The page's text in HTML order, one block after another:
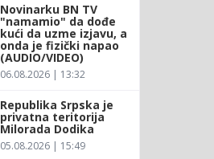
Novinarku BN TV
"namamio" da dođe
kući da uzme izjavu, a
onda je fizički napao
(AUDIO/VIDEO)
06.08.2026 | 13:32
Republika Srpska je
privatna teritorija
Milorada Dodika
05.08.2026 | 15:49